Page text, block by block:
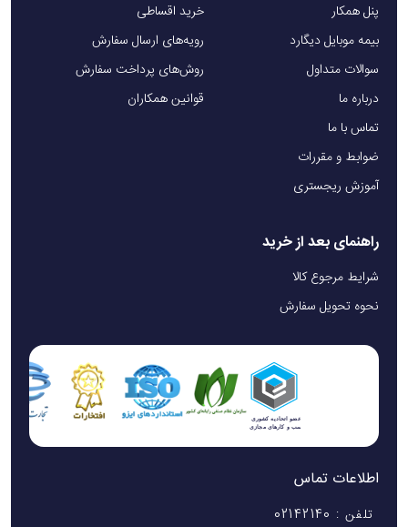
پنل همکار
بیمه موبایل دیگارد
سوالات متداول
درباره ما
تماس با ما
ضوابط و مقررات
آموزش ریجستری
خرید اقساطی
رویه‌های ارسال سفارش
روش‌های پرداخت سفارش
قوانین همکاران
راهنمای بعد از خرید
شرایط مرجوع کالا
نحوه تحویل سفارش
اطلاعات تماس
تلفن : 02142140